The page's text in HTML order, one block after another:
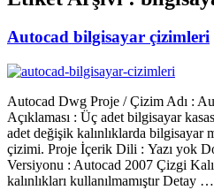
Autocad bilgisayar çizimleri
Autocad Dwg Proje / Çizim Adı :
Açıklaması : Üç adet bilgisayar
adet değişik kalınlıklarda bilgisayar
çizimi. Proje İçerik Dili : Yazı yok
Versiyonu : Autocad 2007 Çizgi
kalınlıkları kullanılmamıştır Detay …